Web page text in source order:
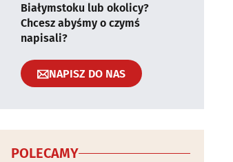
Białymstoku lub okolicy?
Chcesz abyśmy o czymś
napisali?
NAPISZ DO NAS
POLECAMY